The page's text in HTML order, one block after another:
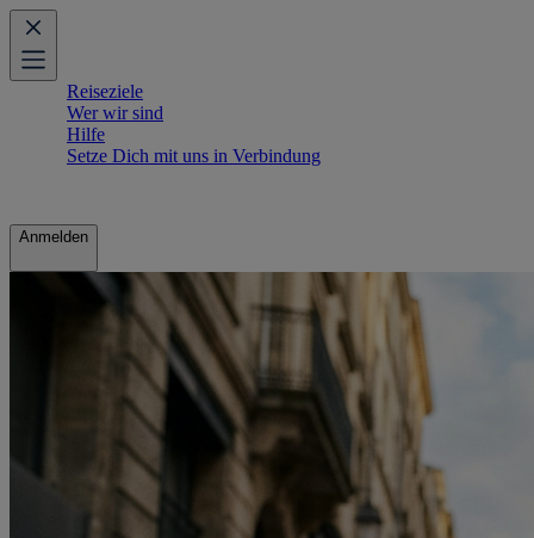
Reiseziele
Wer wir sind
Hilfe
Setze Dich mit uns in Verbindung
Anmelden